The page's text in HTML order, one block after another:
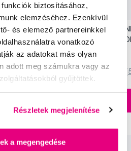
biztosításához,
elemzéséhez. Ezenkívül
és elemező partnereinkkel
vonatkozó
az adatokat más olyan
adott meg számukra vagy az
gyűjtöttek.
Részletek megjelenítése
a megengedése
fehérítő
Akció
SWISSDENT
(2+1 ingyen) - ST.
3 990 Ft